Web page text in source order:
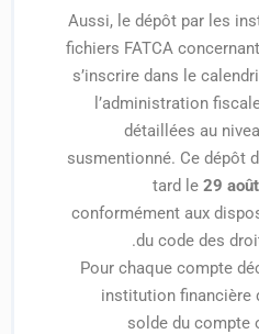
Aussi, le dépôt
fichiers FATCA
s’inscrire dans le
détaillées
susmentionné.
tard le
conformément
du code
Pour chaque
institution
solde du